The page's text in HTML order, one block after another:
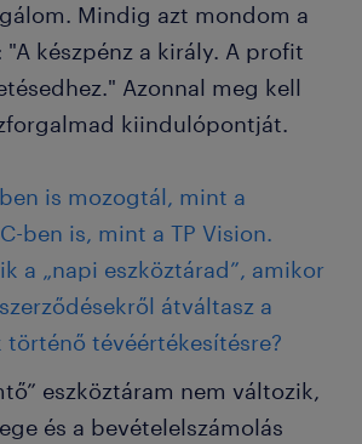
Mindig azt mondom a
készpénz a király. A profit
Azonnal meg kell
kiindulópontját.
is mozogtál, mint a
ben is, mint a TP Vision.
a „napi eszköztárad”, amikor
átváltasz a
tévéértékesítésre?
eszköztáram nem változik,
és a bevételelszámolás